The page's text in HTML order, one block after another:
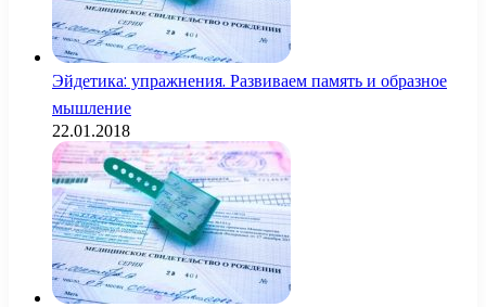
Эйдетика: упражнения. Развиваем память и образное
мышление
22.01.2018